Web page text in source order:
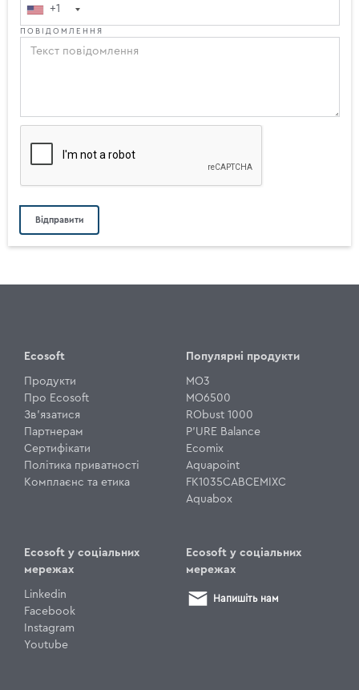
+1
ПОВІДОМЛЕННЯ
Ecosoft
Продукти
Про Ecosoft
Зв'язатися
Партнерам
Сертифікати
Політика приватності
Комплаєнс та етика
Популярні продукти
MO3
MO6500
RObust 1000
P'URE Balance
Ecomix
Aquapoint
FK1035CABCEMIXC
Aquabox
Ecosoft у соціальних
мережах
Linkedin
Facebook
Instagram
Youtube
Ecosoft у соціальних
мережах
Напишіть нам